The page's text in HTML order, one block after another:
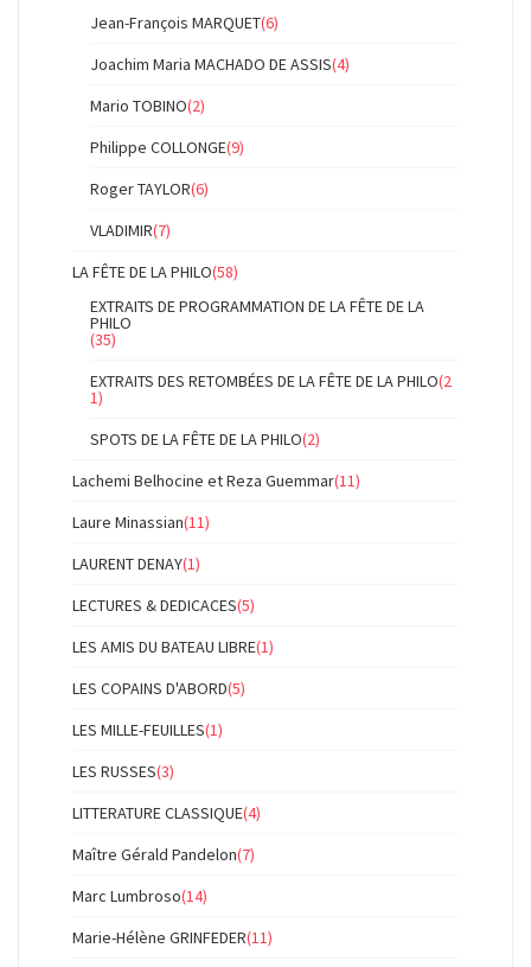
Jean-François MARQUET(6)
Joachim Maria MACHADO DE ASSIS(4)
Mario TOBINO(2)
Philippe COLLONGE(9)
Roger TAYLOR(6)
VLADIMIR(7)
LA FÊTE DE LA PHILO(58)
EXTRAITS DE PROGRAMMATION DE LA FÊTE DE LA
PHILO
(35)
EXTRAITS DES RETOMBÉES DE LA FÊTE DE LA PHILO(2
1)
SPOTS DE LA FÊTE DE LA PHILO(2)
Lachemi Belhocine et Reza Guemmar(11)
Laure Minassian(11)
LAURENT DENAY(1)
LECTURES & DEDICACES(5)
LES AMIS DU BATEAU LIBRE(1)
LES COPAINS D'ABORD(5)
LES MILLE-FEUILLES(1)
LES RUSSES(3)
LITTERATURE CLASSIQUE(4)
Maître Gérald Pandelon(7)
Marc Lumbroso(14)
Marie-Hélène GRINFEDER(11)